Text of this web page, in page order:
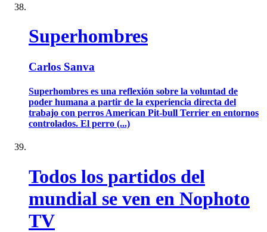
Superhombres
Carlos Sanva
Superhombres es una reflexión sobre la voluntad de
poder humana a partir de la experiencia directa del
trabajo con perros American Pit-bull Terrier en entornos
controlados. El perro (...)
Todos los partidos del
mundial se ven en Nophoto
TV